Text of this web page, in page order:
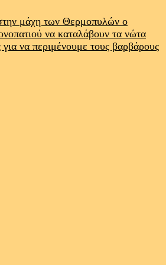
μάχη των Θερμοπυλών ο
να καταλάβουν τα νώτα
να περιμένουμε τους βαρβάρους